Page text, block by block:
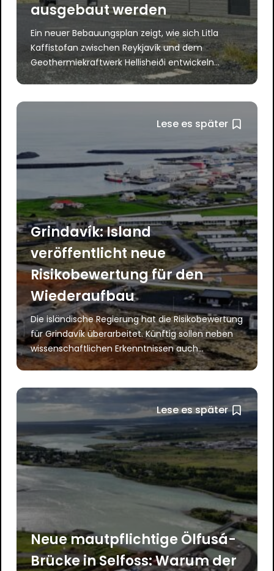
ausgebaut werden
Ein neuer Bebauungsplan zeigt, wie sich Litla
Kaffistofan zwischen Reykjavík und dem
Geothermiekraftwerk Hellisheiði entwickeln...
Lese es später
Grindavík: Island
veröffentlicht neue
Risikobewertung für den
Wiederaufbau
Die isländische Regierung hat die Risikobewertung
für Grindavík überarbeitet. Künftig sollen neben
wissenschaftlichen Erkenntnissen auch...
Lese es später
Neue mautpflichtige Ölfusá-
Brücke in Selfoss: Warum der